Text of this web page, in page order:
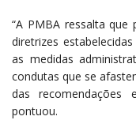
“A PMBA ressalta
diretrizes
as medidas
condutas que se
das recomendações
pontuou.